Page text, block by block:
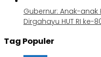
Gubernur: Anak-
Dirgahayu HUT RI ke-
Tag Populer